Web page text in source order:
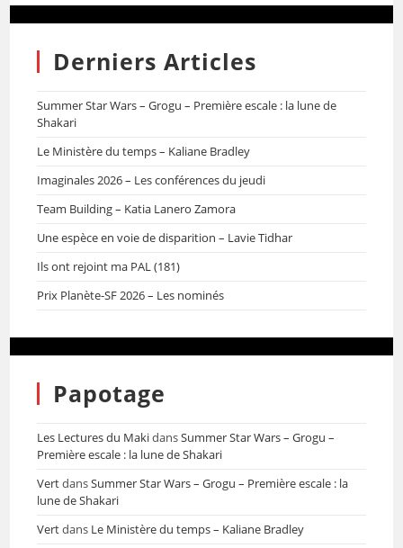
Derniers Articles
Summer Star Wars – Grogu – Première escale : la lune de
Shakari
Le Ministère du temps – Kaliane Bradley
Imaginales 2026 – Les conférences du jeudi
Team Building – Katia Lanero Zamora
Une espèce en voie de disparition – Lavie Tidhar
Ils ont rejoint ma PAL (181)
Prix Planète-SF 2026 – Les nominés
Papotage
Les Lectures du MakidansSummer Star Wars – Grogu –
Première escale : la lune de Shakari
VertdansSummer Star Wars – Grogu – Première escale : la
lune de Shakari
Vertdans Le Ministère du temps – Kaliane Bradley